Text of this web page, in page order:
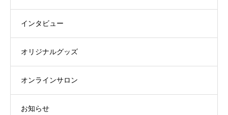
インタビュー
オリジナルグッズ
オンラインサロン
お知らせ